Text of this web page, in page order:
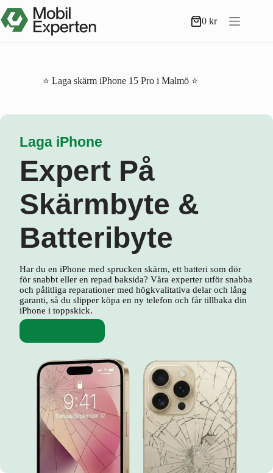
till
innehåll
Varukorg
0kr
⭐ Laga skärm iPhone 15 Pro i Malmö ⭐
Laga iPhone
Expert På
Skärmbyte &
Batteribyte
Har du en iPhone med sprucken skärm, ett batteri som dör
för snabbt eller en repad baksida? Våra experter utför snabba
och pålitliga reparationer med högkvalitativa delar och lång
garanti, så du slipper köpa en ny telefon och får tillbaka din
iPhone i toppskick.